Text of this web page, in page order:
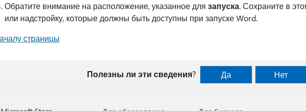
Обратите внимание на расположение, указанное для запуска. Сохраните в
или надстройку, которые должны быть доступны при запуске Word.
страницы
Полезны ли эти сведения? Да Нет